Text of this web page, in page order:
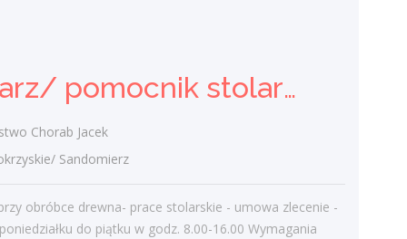
stolarskie - umowa zlecenie - praca od
wczoraj
Sprzedawca w branży mięsnej
Stolarz/ pomocnik stolarza (k/.m)
Chorab Jacek
Sandomierz
obróbce drewna- prace stolarskie - umowa zlecenie -
do piątku w godz. 8.00-16.00 Wymagania